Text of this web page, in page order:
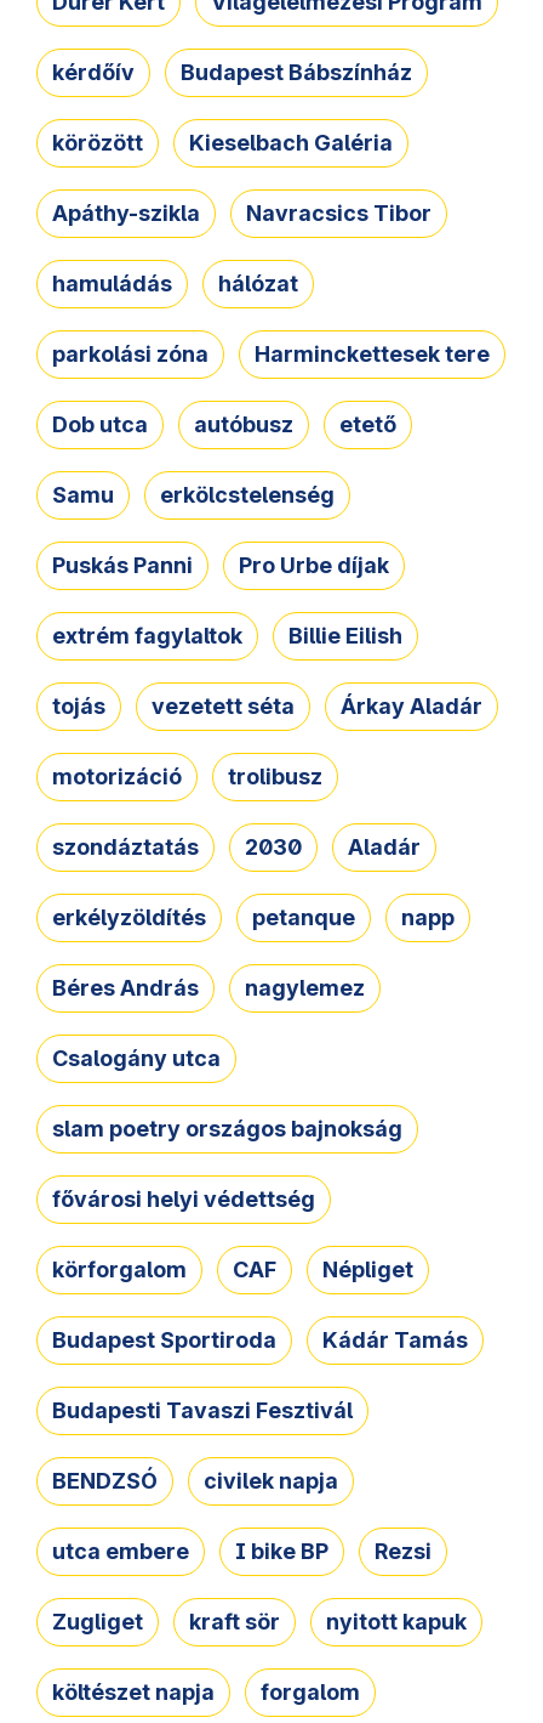
kérdőív Budapest Bábszínház
körözött Kieselbach Galéria
Apáthy-szikla Navracsics Tibor
hamuládás hálózat
parkolási zóna Harminckettesek tere
Dob utca autóbusz etető
Samu erkölcstelenség
Puskás Panni Pro Urbe díjak
extrém fagylaltok Billie Eilish
tojás vezetett séta Árkay Aladár
motorizáció trolibusz
szondáztatás 2030 Aladár
erkélyzöldítés petanque napp
Béres András nagylemez
Csalogány utca
slam poetry országos bajnokság
fővárosi helyi védettség
körforgalom CAF Népliget
Budapest Sportiroda Kádár Tamás
Budapesti Tavaszi Fesztivál
BENDZSÓ civilek napja
utca embere I bike BP Rezsi
Zugliget kraft sör nyitott kapuk
költészet napja forgalom